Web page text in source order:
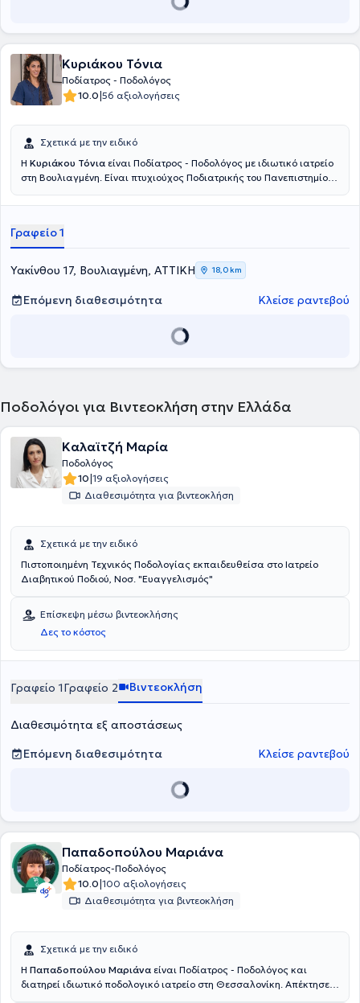
Κυριάκου Τόνια
Ποδίατρος - Ποδολόγος
10.0|56 αξιολογήσεις
Σχετικά με την ειδικό
Η Κυριάκου Τόνια είναι Ποδίατρος - Ποδολόγος με ιδιωτικό ιατρείο
στη Βουλιαγμένη. Είναι πτυχιούχος Ποδιατρικής του Πανεπιστημίου
στο Ηνωμένο Βασίλειο όσο και στην Ελλάδα. Έχει εργαστεί σε
καθώς και σε ιδιωτική κλινική του Λονδίνου (West End). Διαθέτει
εμπειρία και επιδιώκει τη συνεχή επαγγελματική της κατάρτιση
ώστε να μπορεί να παρέχει στους ασθενείς της την καλύτερη
δυνατή φροντίδα και ποιότητα ποδιατρικής θεραπείας.
Γραφείο 1
Υακίνθου 17, Βουλιαγμένη, ΑΤΤΙΚΗ 18,0 km
Επόμενη διαθεσιμότητα Κλείσε ραντεβού
Ποδολόγοι για Βιντεοκλήση στην Ελλάδα
Καλαϊτζή Μαρία
Ποδολόγος
10|19 αξιολογήσεις
Διαθεσιμότητα για βιντεοκλήση
Σχετικά με την ειδικό
Πιστοποιημένη Τεχνικός Ποδολογίας εκπαιδευθείσα στο Ιατρείο
Διαβητικού Ποδιού, Νοσ. "Ευαγγελισμός"
Επίσκεψη μέσω βιντεοκλήσης
Δες το κόστος
Γραφείο 1Γραφείο 2 Βιντεοκλήση
Διαθεσιμότητα εξ αποστάσεως
Επόμενη διαθεσιμότητα
Κλείσε ραντεβού
Παπαδοπούλου Μαριάνα
Ποδίατρος-Ποδολόγος
10.0|100 αξιολογήσεις
Διαθεσιμότητα για βιντεοκλήση
Σχετικά με την ειδικό
Η Παπαδοπούλου Μαριάνα είναι Ποδίατρος - Ποδολόγος και
διατηρεί ιδιωτικό ποδολογικό ιατρείο στη Θεσσαλονίκη. Απέκτησε